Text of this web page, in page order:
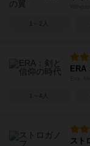
1～2人
ERA
1～4人
スト